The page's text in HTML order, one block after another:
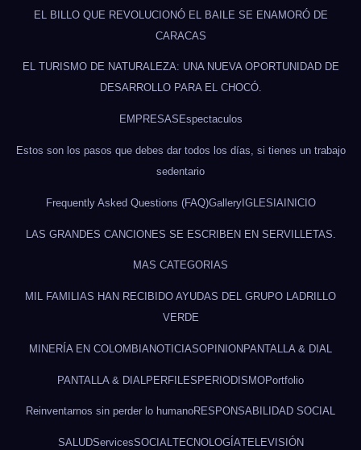
EL BILLO QUE REVOLUCIONÓ EL BAILE SE ENAMORÓ DE
CARACAS
EL TURISMO DE NATURALEZA: UNA NUEVA OPORTUNIDAD DE
DESARROLLO PARA EL CHOCÓ.
EMPRESAS Espectaculos
Estos son los pasos que debes dar todos los días, si tienes un trabajo
sedentario
Frequently Asked Questions (FAQ)GalleryIGLESIA INICIO
LAS GRANDES CANCIONES SE ESCRIBEN EN SERVILLETAS.
MAS CATEGORIAS
MIL FAMILIAS HAN RECIBIDO AYUDAS DEL GRUPO LADRILLO
VERDE
MINERÍA EN COLOMBIA NOTICIASOPINION PANTALLA & DIAL
PANTALLA & DIAL PERFILESPERIODISMOPortfolio
Reinventarnos sin perder lo humanoRESPONSABILIDAD SOCIAL
SALUDServicesSOCIALTECNOLOGÍATELEVISIÓN